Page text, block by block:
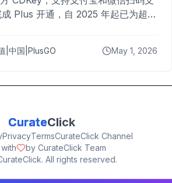
Plus 开通，自 2025 年起已为超过
|中国|PlusGO May 1, 2026
CurateClick
PrivacyTermsCurateClick Channel
by CurateClick Team
All rights reserved.